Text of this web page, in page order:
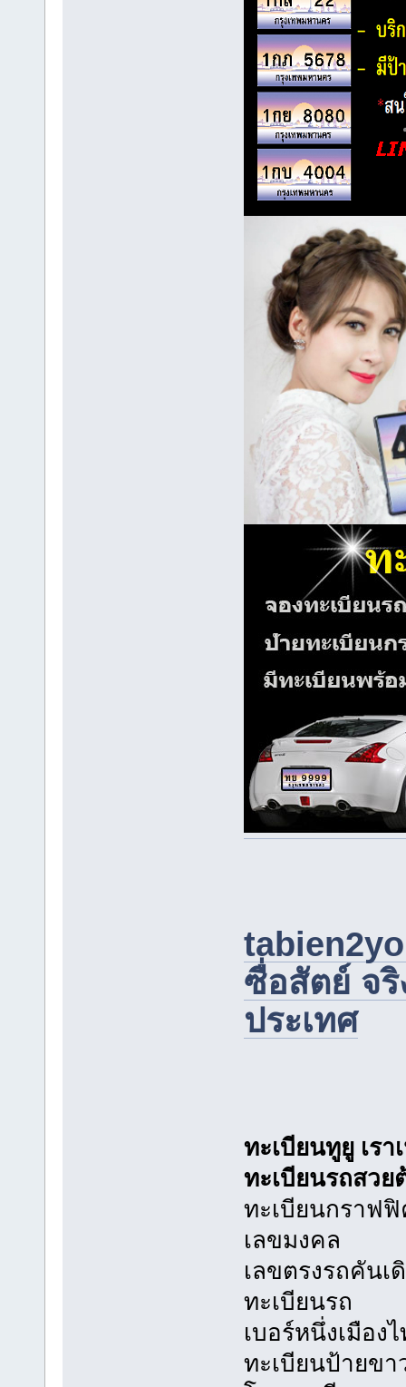
ซื่อสัตย์ จริ
ประเทศ
ทะเบียนทูยู เร
ทะเบียนรถสวย
ทะเบียนกราฟ
เลขมงคล
เลขตรงรถคันเ
ทะเบียนรถ
เบอร์หนึ่งเมือง
ทะเบียนป้ายขา